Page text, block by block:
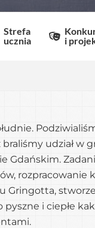
Strefa
ucznia
i
udział w
Gdańskim.
rozpracowanie
Gringotta,
i ciepłe